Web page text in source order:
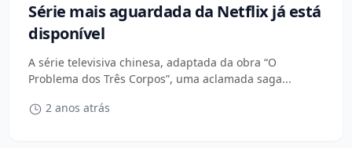
Série mais aguardada da Netflix já está
disponível
A série televisiva chinesa, adaptada da obra “O
Problema dos Três Corpos”, uma aclamada saga...
2 anos atrás